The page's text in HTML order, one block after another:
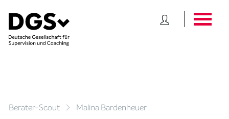
Berater-Scout Malina Bardenheuer